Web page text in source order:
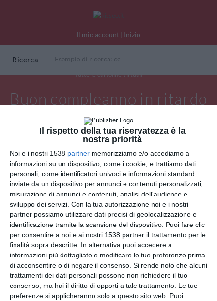
Il rispetto della tua riservatezza è la
nostra priorità
Noi e i nostri 1538 partner memorizziamo e/o accediamo a
informazioni su un dispositivo, come i cookie, e trattiamo dati
personali, come identificatori univoci e informazioni standard
inviate da un dispositivo per annunci e contenuti personalizzati,
misurazione di annunci e contenuti, analisi dell'audience e
sviluppo dei servizi. Con la tua autorizzazione noi e i nostri
partner possiamo utilizzare dati precisi di geolocalizzazione e
identificazione tramite la scansione del dispositivo. Puoi fare clic
per consentire a noi e ai nostri 1538 partner il trattamento per le
finalità sopra descritte. In alternativa puoi accedere a
informazioni più dettagliate e modificare le tue preferenze prima
di acconsentire o di negare il consenso. Si rende noto che alcuni
trattamenti dei dati personali possono non richiedere il tuo
consenso, ma hai il diritto di opporti a tale trattamento. Le tue
preferenze si applicheranno solo a questo sito web. Puoi
Il mio account | Inizio
Ricerca
Tutte le cartoline virtuali
Buon compleanno in ritardo
INVIA QUESTA CARTOLINA
via Email(GRATUITO)
CONDIVIDI QUESTA
CARTOLINA